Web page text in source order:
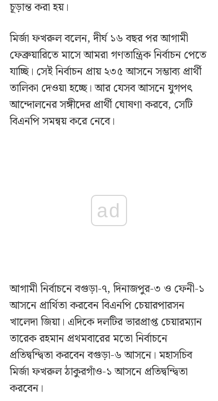
চূড়ান্ত করা হয়।
মির্জা ফখরুল বলেন, দীর্ঘ ১৬ বছর পর আগামী
ফেব্রুয়ারিতে মাসে আমরা গণতান্ত্রিক নির্বাচন পেতে
যাচ্ছি। সেই নির্বাচন প্রায় ২৩৫ আসনে সম্ভাব্য প্রার্থী
তালিকা দেওয়া হচ্ছে। আর যেসব আসনে যুগপৎ
আন্দোলনের সঙ্গীদের প্রার্থী ঘোষণা করবে, সেটি
বিএনপি সমন্বয় করে নেবে।
ad
আগামী নির্বাচনে বগুড়া-৭, দিনাজপুর-৩ ও ফেনী-১
আসনে প্রার্থিতা করবেন বিএনপি চেয়ারপারসন
খালেদা জিয়া। এদিকে দলটির ভারপ্রাপ্ত চেয়ারম্যান
তারেক রহমান প্রথমবারের মতো নির্বাচনে
প্রতিদ্বন্দ্বিতা করবেন বগুড়া-৬ আসনে। মহাসচিব
মির্জা ফখরুল ঠাকুরগাঁও-১ আসনে প্রতিদ্বন্দ্বিতা
করবেন।